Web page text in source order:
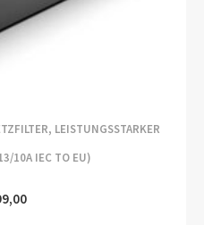
LEISTUNGSSTARKER
10A IEC TO EU)